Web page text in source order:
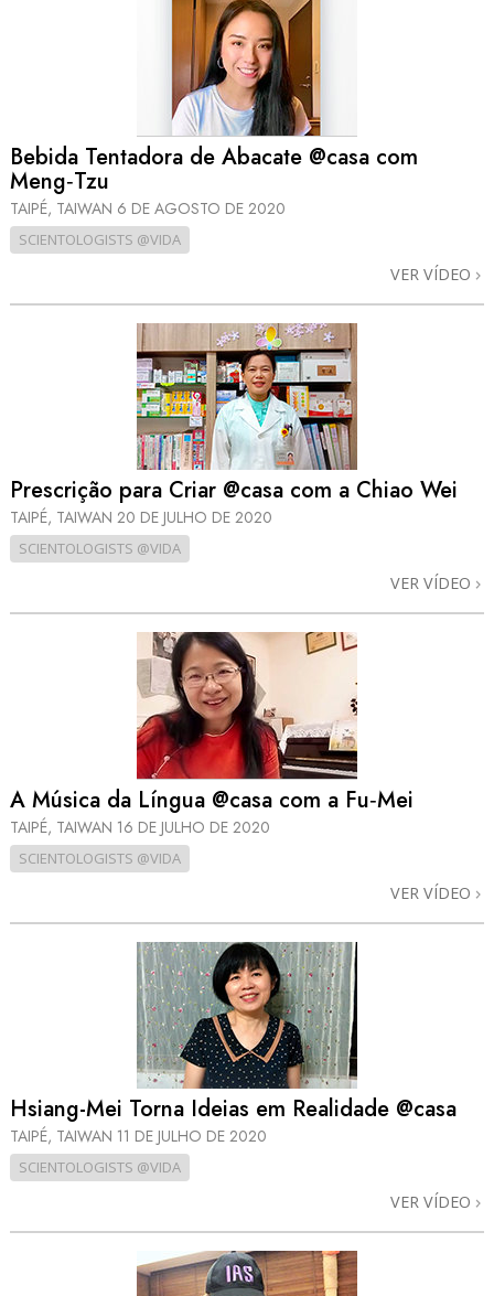
Bebida Tentadora de Abacate @casa com
Meng‑Tzu
TAIPÉ, TAIWAN 6 DE AGOSTO DE 2020
SCIENTOLOGISTS @VIDA
VER VÍDEO
Prescrição para Criar @casa com a Chiao Wei
TAIPÉ, TAIWAN 20 DE JULHO DE 2020
SCIENTOLOGISTS @VIDA
VER VÍDEO
A Música da Língua @casa com a Fu‑Mei
TAIPÉ, TAIWAN 16 DE JULHO DE 2020
SCIENTOLOGISTS @VIDA
VER VÍDEO
Hsiang-Mei Torna Ideias em Realidade @casa
TAIPÉ, TAIWAN 11 DE JULHO DE 2020
SCIENTOLOGISTS @VIDA
VER VÍDEO